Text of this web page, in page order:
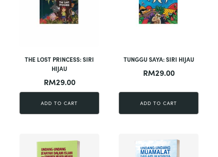
THE LOST PRINCESS: SIRI
HIJAU
RM29.00
ADD TO CART
TUNGGU SAYA: SIRI HIJAU
RM29.00
ADD TO CART